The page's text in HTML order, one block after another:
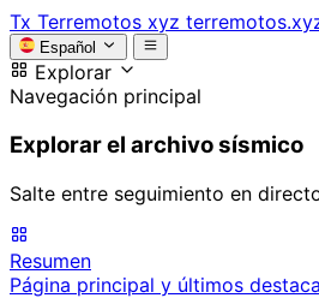
Tx Terremotos xyz
Español
Explorar
Navegación principal
Explorar el archivo sísmico
Salte entre seguimiento en
Resumen
Página principal y últimos